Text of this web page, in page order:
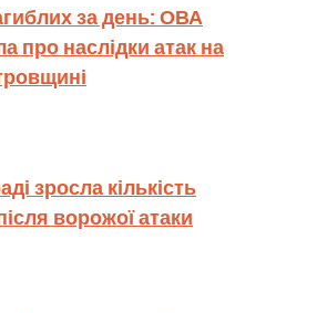
за день: ОВА
про наслідки атак на
зросла кількість
ворожої атаки